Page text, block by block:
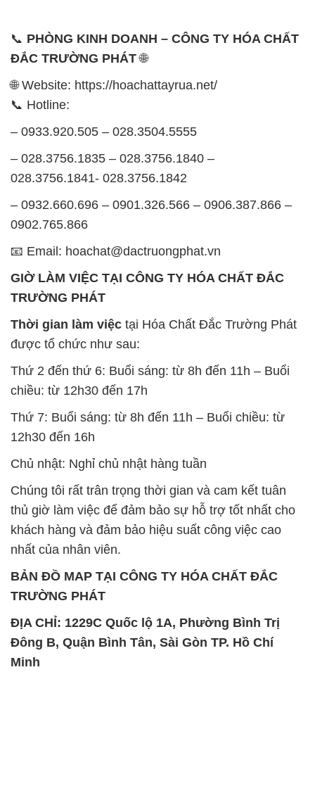
📞 PHÒNG KINH DOANH – CÔNG TY HÓA CHẤT
ĐẮC TRƯỜNG PHÁT🌐
🌐 Website: https://hoachattayrua.net/
📞 Hotline:
– 0933.920.505 – 028.3504.5555
– 028.3756.1835 – 028.3756.1840 –
028.3756.1841- 028.3756.1842
– 0932.660.696 – 0901.326.566 – 0906.387.866 –
0902.765.866
📧 Email: hoachat@dactruongphat.vn
GIỜ LÀM VIỆC TẠI CÔNG TY HÓA CHẤT ĐẮC
TRƯỜNG PHÁT
Thời gian làm việc tại Hóa Chất Đắc Trường Phát
được tổ chức như sau:
Thứ 2 đến thứ 6: Buổi sáng: từ 8h đến 11h – Buổi
chiều: từ 12h30 đến 17h
Thứ 7: Buổi sáng: từ 8h đến 11h – Buổi chiều: từ
12h30 đến 16h
Chủ nhật: Nghỉ chủ nhật hàng tuần
Chúng tôi rất trân trọng thời gian và cam kết tuân
thủ giờ làm việc để đảm bảo sự hỗ trợ tốt nhất cho
khách hàng và đảm bảo hiệu suất công việc cao
nhất của nhân viên.
BẢN ĐỒ MAP TẠI CÔNG TY HÓA CHẤT ĐẮC
TRƯỜNG PHÁT
ĐỊA CHỈ: 1229C Quốc lộ 1A, Phường Bình Trị
Đông B, Quận Bình Tân, Sài Gòn TP. Hồ Chí
Minh